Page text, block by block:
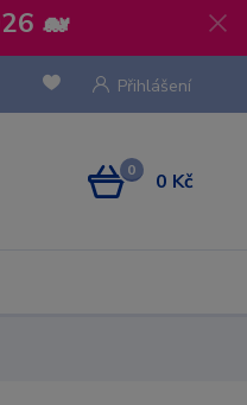
🐋
Přihlášení
0 0 Kč